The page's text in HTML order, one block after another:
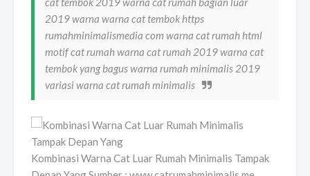
2019 warna warna cat tembok https
rumahminimalismedia com warna cat rumah html
motif cat rumah warna cat rumah 2019 warna cat
tembok yang bagus warna rumah minimalis 2019
variasi warna cat rumah minimalis
Kombinasi Warna Cat Luar Rumah Minimalis Tampak